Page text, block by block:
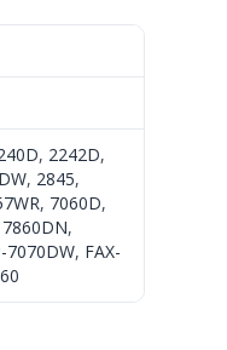
, 2242D,
, 2845,
, 7060D,
7860DN,
7070DW, FAX-